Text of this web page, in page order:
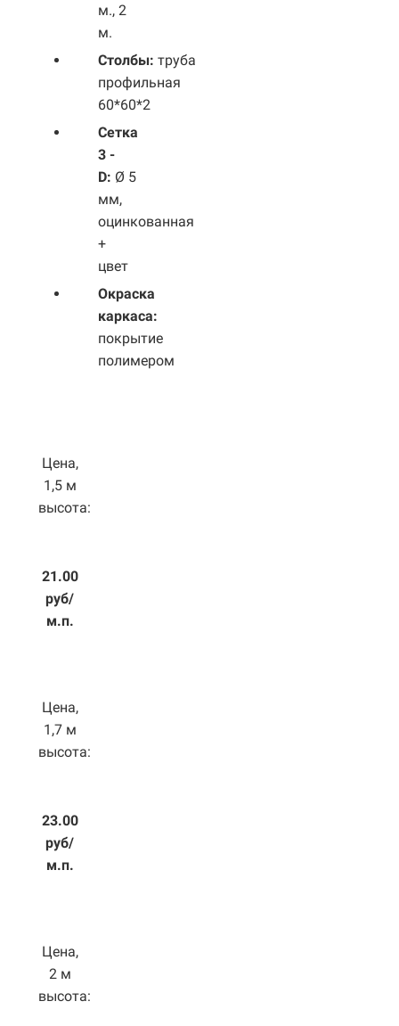
м., 2
м.
Столбы: труба
профильная
60*60*2
Сетка
3 -
D: Ø 5
мм,
оцинкованная
+
цвет
Окраска
каркаса:
покрытие
полимером
Цена,
1,5 м
высота:
21.00
руб/
м.п.
Цена,
1,7 м
высота:
23.00
руб/
м.п.
Цена,
2 м
высота: